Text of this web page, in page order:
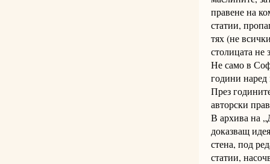
правене на
статии,
тях (не
столицата не
Не само в
години наред
През
авторски
В архива на
доказващ
стена, под
статии,